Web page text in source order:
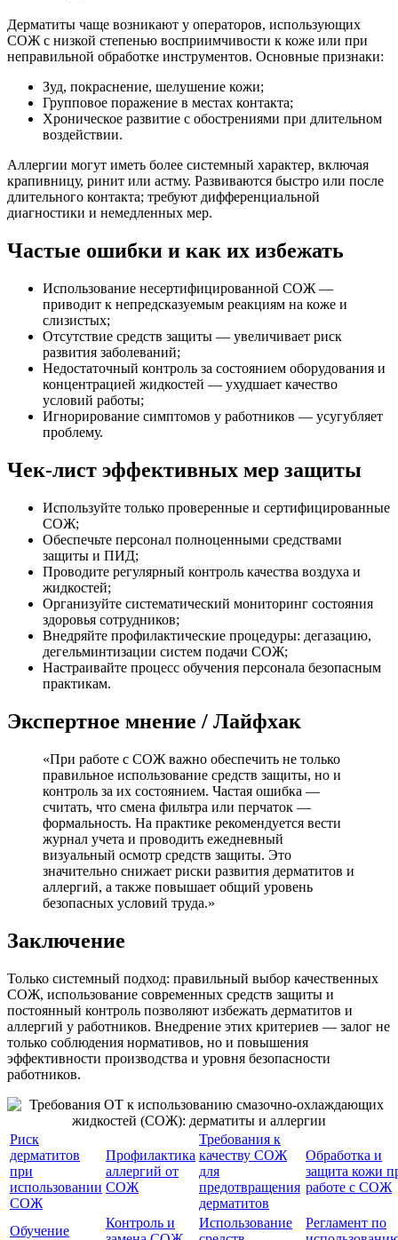
Дерматиты чаще возникают у операторов, использующих
СОЖ с низкой степенью восприимчивости к коже или при
неправильной обработке инструментов. Основные признаки:
Зуд, покраснение, шелушение кожи;
Групповое поражение в местах контакта;
Хроническое развитие с обострениями при длительном
воздействии.
Аллергии могут иметь более системный характер, включая
крапивницу, ринит или астму. Развиваются быстро или после
длительного контакта; требуют дифференциальной
диагностики и немедленных мер.
Частые ошибки и как их избежать
Использование несертифицированной СОЖ —
приводит к непредсказуемым реакциям на коже и
слизистых;
Отсутствие средств защиты — увеличивает риск
развития заболеваний;
Недостаточный контроль за состоянием оборудования и
концентрацией жидкостей — ухудшает качество
условий работы;
Игнорирование симптомов у работников — усугубляет
проблему.
Чек-лист эффективных мер защиты
Используйте только проверенные и сертифицированные
СОЖ;
Обеспечьте персонал полноценными средствами
защиты и ПИД;
Проводите регулярный контроль качества воздуха и
жидкостей;
Организуйте систематический мониторинг состояния
здоровья сотрудников;
Внедряйте профилактические процедуры: дегазацию,
дегельминтизации систем подачи СОЖ;
Настраивайте процесс обучения персонала безопасным
практикам.
Экспертное мнение / Лайфхак
«При работе с СОЖ важно обеспечить не только
правильное использование средств защиты, но и
контроль за их состоянием. Частая ошибка —
считать, что смена фильтра или перчаток —
формальность. На практике рекомендуется вести
журнал учета и проводить ежедневный
визуальный осмотр средств защиты. Это
значительно снижает риски развития дерматитов и
аллергий, а также повышает общий уровень
безопасных условий труда.»
Заключение
Только системный подход: правильный выбор качественных
СОЖ, использование современных средств защиты и
постоянный контроль позволяют избежать дерматитов и
аллергий у работников. Внедрение этих критериев — залог не
только соблюдения нормативов, но и повышения
эффективности производства и уровня безопасности
работников.
Риск
дерматитов
при
использовании
СОЖ
Профилактика
аллергий от
СОЖ
Требования к
качеству СОЖ
для
предотвращения
дерматитов
Обработка и
защита кожи
работе с СОЖ
Обучение
Контроль и
Использование
Регламент по